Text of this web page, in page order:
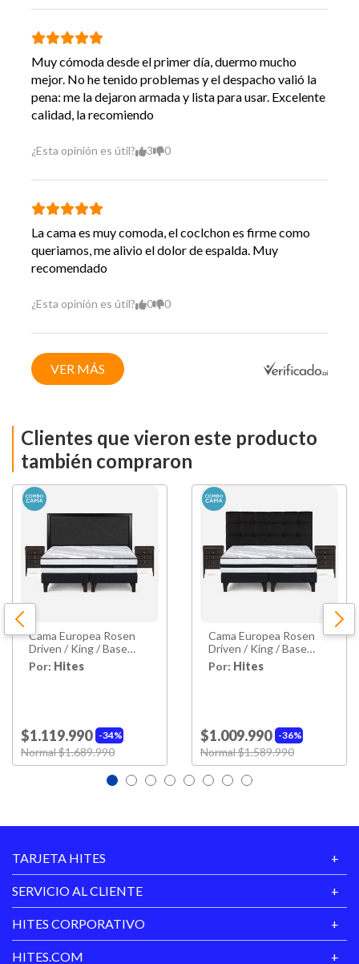
Muy cómoda desde el primer día, duermo mucho
mejor. No he tenido problemas y el despacho valió la
pena: me la dejaron armada y lista para usar. Excelente
calidad, la recomiendo
¿Esta opinión es útil? 3 0
La cama es muy comoda, el coclchon es firme como
queriamos, me alivio el dolor de espalda. Muy
recomendado
¿Esta opinión es útil? 0 0
VER MÁS
Clientes que vieron este producto
también compraron
Cama Europea Rosen
Driven / King / Base
Dividida + Set De
Maderas Nolita Grafito
Por: Hites
34%
$1.119.990
Price reduced from
Normal $1.689.990
Cama Europea Rosen
Driven / King / Base
Dividida + Set De
Maderas
Por: Hites
36%
$1.009.990
Price reduced from
Normal $1.589.990
TARJETA HITES
SERVICIO AL CLIENTE
HITES CORPORATIVO
HITES.COM